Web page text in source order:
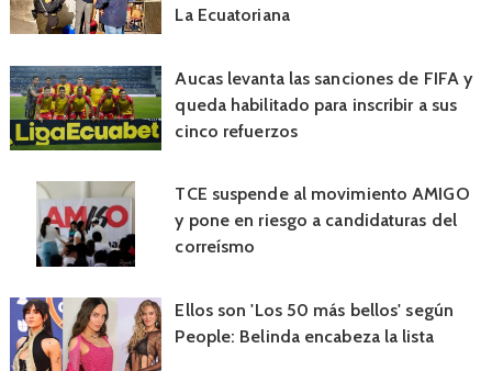
La Ecuatoriana
Aucas levanta las sanciones de FIFA y
queda habilitado para inscribir a sus
cinco refuerzos
TCE suspende al movimiento AMIGO
y pone en riesgo a candidaturas del
correísmo
Ellos son 'Los 50 más bellos' según
People: Belinda encabeza la lista